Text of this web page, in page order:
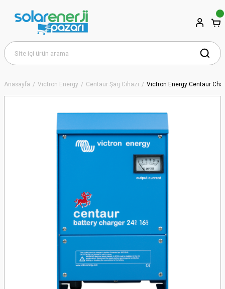
Anasayfa Victron Energy Centaur Şarj Cihazı Victron Energy Centaur